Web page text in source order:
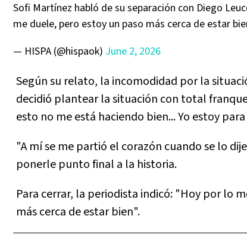
Sofi Martínez habló de su separación con Diego
me duele, pero estoy un paso más cerca de estar
— HISPA (@hispaok) June 2, 2026
Según su relato, la incomodidad por la
decidió plantear la situación con total
esto no me está haciendo bien... Yo estoy para
"A mí se me partió el corazón cuando se lo
ponerle punto final a la historia.
Para cerrar, la periodista indicó: "Hoy por lo
más cerca de estar bien".